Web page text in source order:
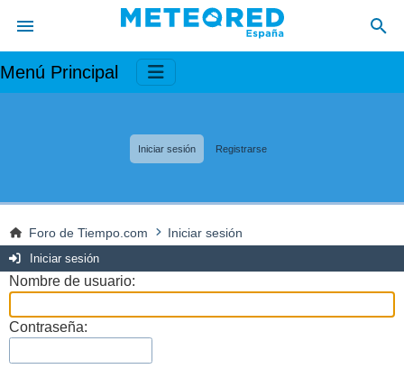
Menú Principal
Iniciar sesión Registrarse
Foro de Tiempo.com Iniciar sesión
Iniciar sesión
Nombre de usuario:
Contraseña: